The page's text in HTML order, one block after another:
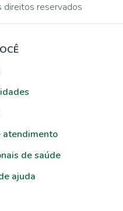
direitos reservados
atendimento
de saúde
ajuda